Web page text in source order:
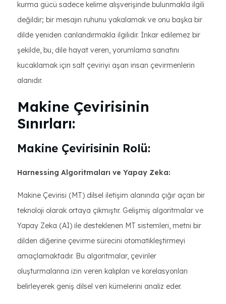
kurma gücü sadece kelime alışverişinde bulunmakla ilgili
değildir; bir mesajın ruhunu yakalamak ve onu başka bir
dilde yeniden canlandırmakla ilgilidir. İnkar edilemez bir
şekilde, bu, dile hayat veren, yorumlama sanatını
kucaklamak için salt çeviriyi aşan insan çevirmenlerin
alanıdır.
Makine Çevirisinin
Sınırları:
Makine Çevirisinin Rolü:
Harnessing Algoritmaları ve Yapay Zeka:
Makine Çevirisi (MT) dilsel iletişim alanında çığır açan bir
teknoloji olarak ortaya çıkmıştır. Gelişmiş algoritmalar ve
Yapay Zeka (AI) ile desteklenen MT sistemleri, metni bir
dilden diğerine çevirme sürecini otomatikleştirmeyi
amaçlamaktadır. Bu algoritmalar, çeviriler
oluşturmalarına izin veren kalıpları ve korelasyonları
belirleyerek geniş dilsel veri kümelerini analiz eder.